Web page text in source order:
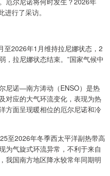
行了采访。
至2026年1月维持拉尼娜状态，2
，拉尼娜状态结束。”国家气候中
尼诺—南方涛动（ENSO）是热
对应的大气环流变化，表现为热
方面呈现暖相位的厄尔尼诺和冷
至2026年冬季西太平洋副热带高
为气旋式环流异常，不利于来自
我国南方地区降水较常年同期明